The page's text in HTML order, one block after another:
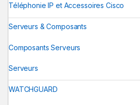
Téléphonie IP et Accessoires Cisco
Serveurs & Composants
Composants Serveurs
Serveurs
WATCHGUARD